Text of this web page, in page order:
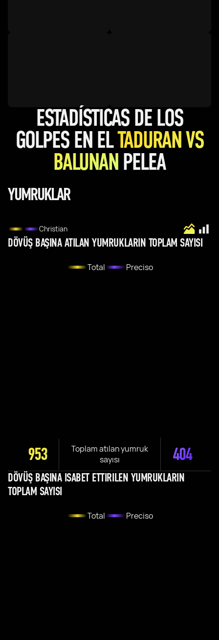
ESTADÍSTICAS DE LOS
GOLPES EN ELTADURAN VS
BALUNANPELEA
YUMRUKLAR
Christian
DÖVÜŞ BAŞINA ATILAN YUMRUKLARIN TOPLAM SAYISI
Total Preciso
953
Toplam atılan yumruk
sayısı
404
DÖVÜŞ BAŞINA ISABET ETTIRILEN YUMRUKLARIN
TOPLAM SAYISI
Total Preciso